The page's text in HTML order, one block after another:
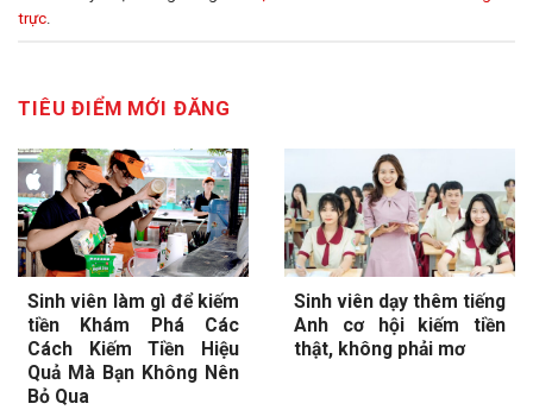
trực.
TIÊU ĐIỂM MỚI ĐĂNG
Sinh viên làm gì để kiếm
tiền Khám Phá Các
Cách Kiếm Tiền Hiệu
Quả Mà Bạn Không Nên
Bỏ Qua
Sinh viên dạy thêm tiếng
Anh cơ hội kiếm tiền
thật, không phải mơ